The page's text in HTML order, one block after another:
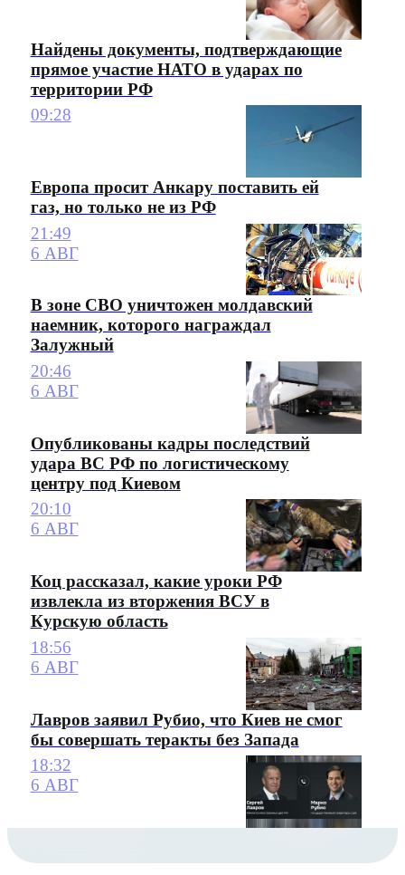
Найдены документы, подтверждающие
прямое участие НАТО в ударах по
территории РФ
09:28
Европа просит Анкару поставить ей
газ, но только не из РФ
21:49
6 АВГ
В зоне СВО уничтожен молдавский
наемник, которого награждал
Залужный
20:46
6 АВГ
Опубликованы кадры последствий
удара ВС РФ по логистическому
центру под Киевом
20:10
6 АВГ
Коц рассказал, какие уроки РФ
извлекла из вторжения ВСУ в
Курскую область
18:56
6 АВГ
Лавров заявил Рубио, что Киев не смог
бы совершать теракты без Запада
18:32
6 АВГ